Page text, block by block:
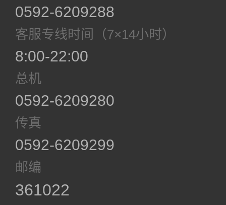
0592-6209288
客服专线时间（7×14小时）
8:00-22:00
总机
0592-6209280
传真
0592-6209299
邮编
361022